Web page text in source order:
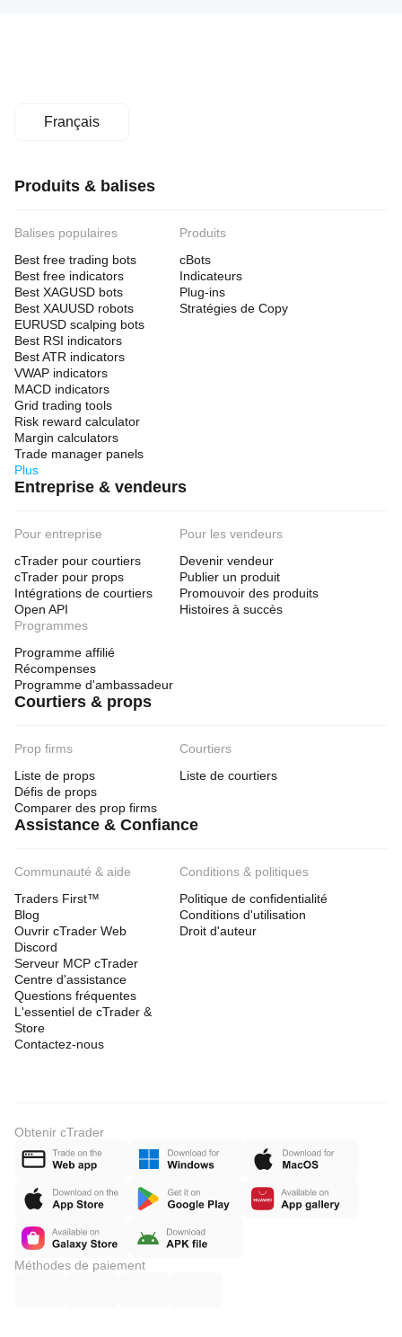
Français
Produits & balises
Balises populaires
Best free trading bots
Best free indicators
Best XAGUSD bots
Best XAUUSD robots
EURUSD scalping bots
Best RSI indicators
Best ATR indicators
VWAP indicators
MACD indicators
Grid trading tools
Risk reward calculator
Margin calculators
Trade manager panels
Plus
Produits
cBots
Indicateurs
Plug-ins
Stratégies de Copy
Entreprise & vendeurs
Pour entreprise
cTrader pour courtiers
cTrader pour props
Intégrations de courtiers
Open API
Pour les vendeurs
Devenir vendeur
Publier un produit
Promouvoir des produits
Histoires à succès
Programmes
Programme affilié
Récompenses
Programme d'ambassadeur
Courtiers & props
Prop firms
Liste de props
Défis de props
Comparer des prop firms
Courtiers
Liste de courtiers
Assistance & Confiance
Communauté & aide
Traders First™
Blog
Ouvrir cTrader Web
Discord
Serveur MCP cTrader
Centre d'assistance
Questions fréquentes
L'essentiel de cTrader &
Store
Contactez-nous
Conditions & politiques
Politique de confidentialité
Conditions d'utilisation
Droit d'auteur
Obtenir cTrader
Méthodes de paiement